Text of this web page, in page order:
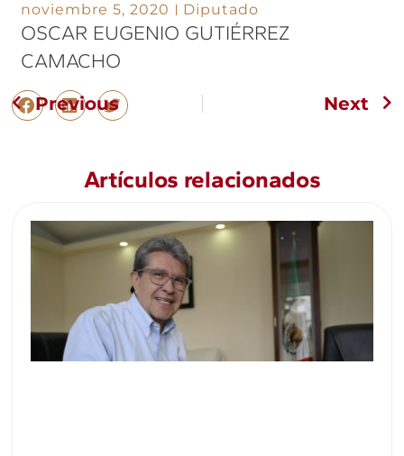
noviembre 5, 2020 Diputado
OSCAR EUGENIO GUTIÉRREZ
CAMACHO
Previous Next
Artículos relacionados